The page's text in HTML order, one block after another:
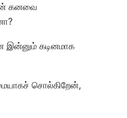
கனவை
கடினமாக
சொல்கிறேன்,